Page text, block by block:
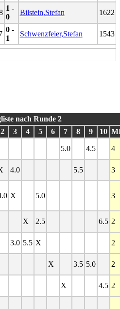
1 -
0
Bilstein,Stefan 1622
0 -
1
Schwenzfeier,Stefan 1543
nach Runde 2
2 3 4 5 6 7 8 9 10
5.0 4.5 4
4.0 5.5 3
X 5.0 3
X 2.5 6.5 2
3.0 5.5 X 2
X 3.5 5.0 2
X 4.5 2